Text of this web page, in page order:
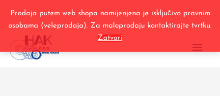
Prodaja putem web shopa namijenjena je isključivo pravnim
osobama (veleprodaja). Za maloprodaju kontaktirajte tvrtku.
Zatvori
zraka
količina